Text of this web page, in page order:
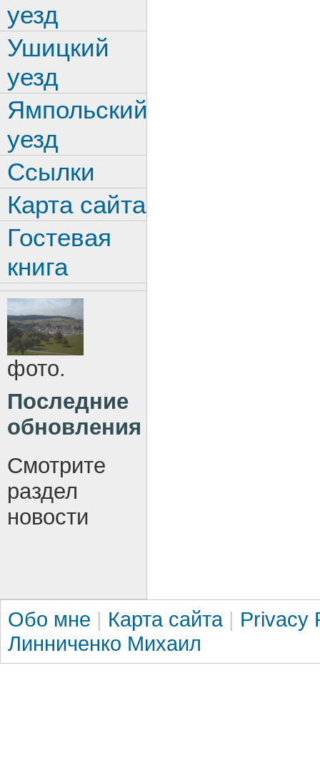
уезд
Ушицкий
уезд
Ямпольский
уезд
Ссылки
Карта сайта
Гостевая
книга
фото.
Последние
обновления
Смотрите
раздел
новости
Обо мне | Карта сайта | Privacy
Линниченко Михаил